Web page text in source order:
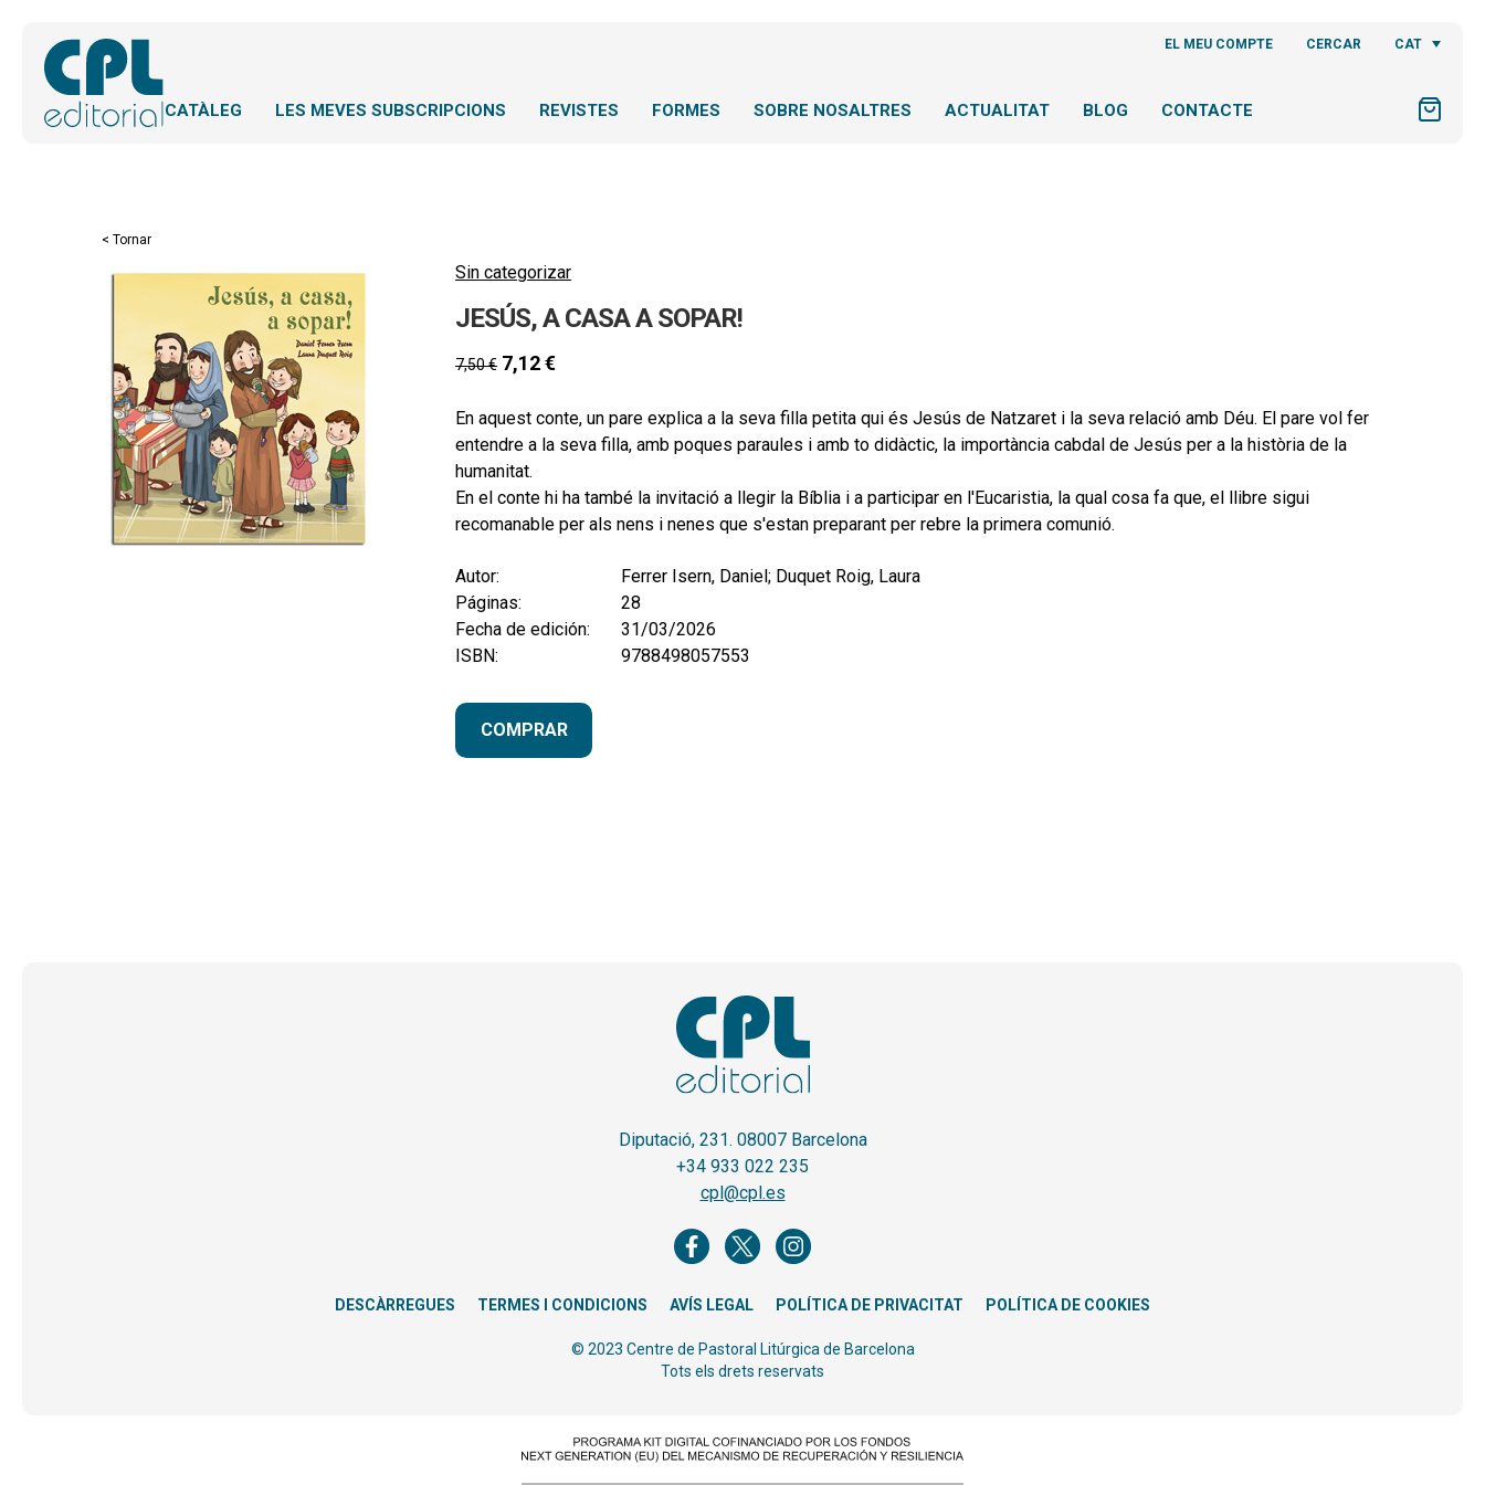
EL MEU COMPTE CERCAR CAT
CATÀLEG LES MEVES SUBSCRIPCIONS REVISTES FORMES SOBRE NOSALTRES ACTUALITAT BLOG CONTACTE
< Tornar
Sin categorizar
JESÚS, A CASA A SOPAR!
7,50€ 7,12€
En aquest conte, un pare explica a la seva filla petita qui és Jesús de Natzaret i la seva relació amb Déu. El pare vol fer
entendre a la seva filla, amb poques paraules i amb to didàctic, la importància cabdal de Jesús per a la història de la
humanitat.
En el conte hi ha també la invitació a llegir la Bíblia i a participar en l'Eucaristia, la qual cosa fa que, el llibre sigui
recomanable per als nens i nenes que s'estan preparant per rebre la primera comunió.
Autor:
Ferrer Isern, Daniel; Duquet Roig, Laura
Páginas:
28
Fecha de edición:
31/03/2026
ISBN:
9788498057553
COMPRAR
Diputació, 231. 08007 Barcelona
+34 933 022 235
cpl@cpl.es
DESCÀRREGUES TERMES I CONDICIONS AVÍS LEGAL POLÍTICA DE PRIVACITAT POLÍTICA DE COOKIES
© 2023 Centre de Pastoral Litúrgica de Barcelona
Tots els drets reservats